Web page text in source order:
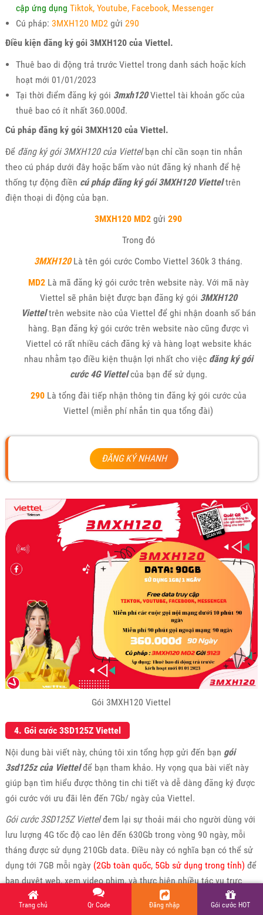
cập ứng dụng Tiktok, Youtube, Facebook, Messenger
Cú pháp: 3MXH120 MD2 gửi 290
Điều kiện đăng ký gói 3MXH120 của Viettel.
Thuê bao di động trả trước Viettel trong danh sách hoặc kích
hoạt mới 01/01/2023
Tại thời điểm đăng ký gói 3mxh120Viettel tài khoản gốc của
thuê bao có ít nhất 360.000đ.
Cú pháp đăng ký gói 3MXH120 của Viettel.
Để đăng ký gói 3MXH120 của Viettelbạn chỉ cần soạn tin nhắn
theo cú pháp dưới đây hoặc bấm vào nút đăng ký nhanh để hệ
thống tự động điền cú pháp đăng ký gói 3MXH120 Vietteltrên
điện thoại di động của bạn.
3MXH120 MD2 gửi 290
Trong đó
3MXH120 Là tên gói cước Combo Viettel 360k 3 tháng.
MD2 Là mã đăng ký gói cước trên website này. Với mã này
Viettel sẽ phân biệt được bạn đăng ký gói 3MXH120
Vietteltrên website nào của Viettel để ghi nhận doanh số bán
hàng. Bạn đăng ký gói cước trên website nào cũng được vì
Viettel có rất nhiều cách đăng ký và hàng loạt website khác
nhau nhằm tạo điều kiện thuận lợi nhất cho việc đăng ký gói
cước 4G Viettelcủa bạn để sử dụng.
290Là tổng đài tiếp nhận thông tin đăng ký gói cước của
Viettel (miễn phí nhắn tin qua tổng đài)
ĐĂNG KÝ NHANH
Gói 3MXH120 Viettel
4. Gói cước 3SD125Z Viettel
Nội dung bài viết này, chúng tôi xin tổng hợp gửi đến bạn gói
3sd125z của Viettelđể bạn tham khảo. Hy vọng qua bài viết này
giúp bạn tìm hiểu được thông tin chi tiết và dễ dàng đăng ký được
gói cước với ưu đãi lên đến 7Gb/ ngày của Viettel.
Gói cước 3SD125Z Viettelđem lại sự thoải mái cho người dùng với
lưu lượng 4G tốc độ cao lên đến 630Gb trong vòng 90 ngày, mỗi
tháng được sử dụng 210Gb data. Điều này có nghĩa bạn có thể sử
dụng tới 7GB mỗi ngày (2Gb toàn quốc, 5Gb sử dụng trong tỉnh) để
bạn duyệt web, xem video phim, và thực hiện nhiều tác vụ trực
tuyến khác trên điện thoại di động của mình.
Trang chủ Qr Code Đăng nhập Gói cước HOT